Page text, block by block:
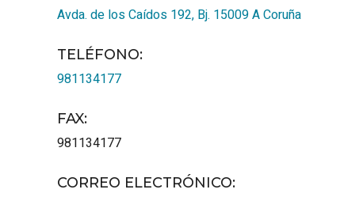
Avda. de los Caídos 192, Bj. 15009A Coruña
TELÉFONO:
981134177
FAX:
981134177
CORREO ELECTRÓNICO: